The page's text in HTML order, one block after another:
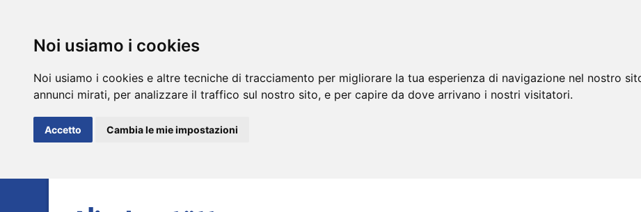
Noi usiamo i cookies
Noi usiamo i cookies e altre tecniche di tracciamento per migliorare la tua esperienza di navigazione nel nostro
annunci mirati, per analizzare il traffico sul nostro sito, e per capire da dove arrivano i nostri visitatori.
Accetto Cambia le mie impostazioni